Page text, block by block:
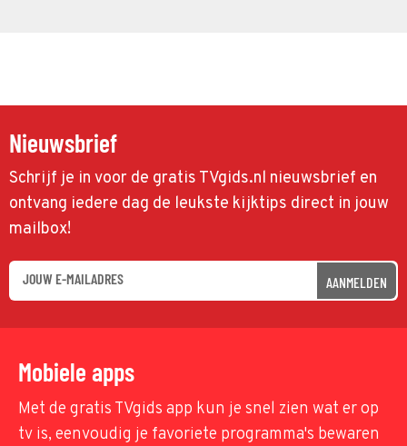
Nieuwsbrief
Schrijf je in voor de gratis TVgids.nl nieuwsbrief en
ontvang iedere dag de leukste kijktips direct in jouw
mailbox!
AANMELDEN
Mobiele apps
Met de gratis TVgids app kun je snel zien wat er op
tv is, eenvoudig je favoriete programma's bewaren